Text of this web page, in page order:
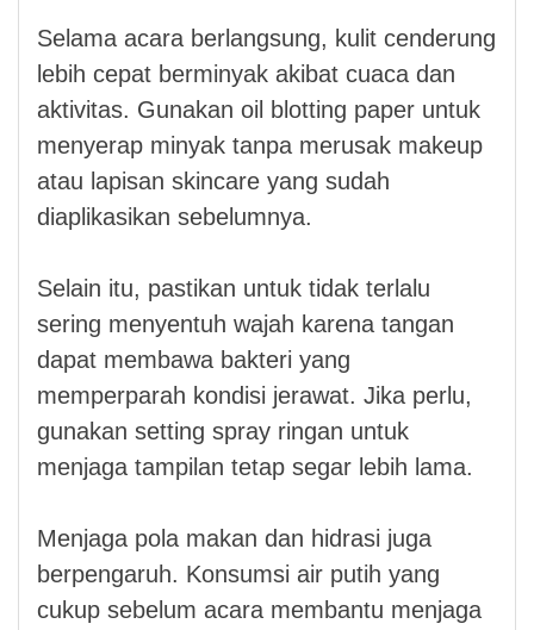
Selama acara berlangsung, kulit cenderung
lebih cepat berminyak akibat cuaca dan
aktivitas. Gunakan oil blotting paper untuk
menyerap minyak tanpa merusak makeup
atau lapisan skincare yang sudah
diaplikasikan sebelumnya.
Selain itu, pastikan untuk tidak terlalu
sering menyentuh wajah karena tangan
dapat membawa bakteri yang
memperparah kondisi jerawat. Jika perlu,
gunakan setting spray ringan untuk
menjaga tampilan tetap segar lebih lama.
Menjaga pola makan dan hidrasi juga
berpengaruh. Konsumsi air putih yang
cukup sebelum acara membantu menjaga